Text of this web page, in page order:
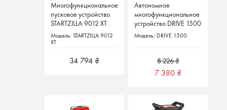
Многофункциональное
пусковое устройство
STARTZILLA 9012 XT
Модель: STARTZILLA 9012
XT
34 794 ₴
Многофункциональное
пусковое устройство
STARTZILLA 9012 XT
Модель: STARTZILLA 9012
XT
34 794 ₴
Автономное
многофункциональное
устройство DRIVE 1500
Модель: DRIVE 1500
8 226 ₴
7 380 ₴
Автономное
многофункциональное
устройство DRIVE 1500
Модель: DRIVE 1500
8 226 ₴
7 380 ₴